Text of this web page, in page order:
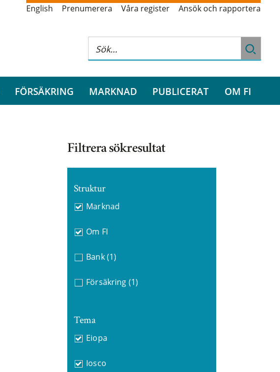
English Prenumerera Våra register Ansök och rapportera
FÖRSÄKRING MARKNAD PUBLICERAT OM FI
Filtrera sökresultat
Struktur
Marknad
Om FI
Bank (1)
Försäkring (1)
Tema
Eiopa
Iosco